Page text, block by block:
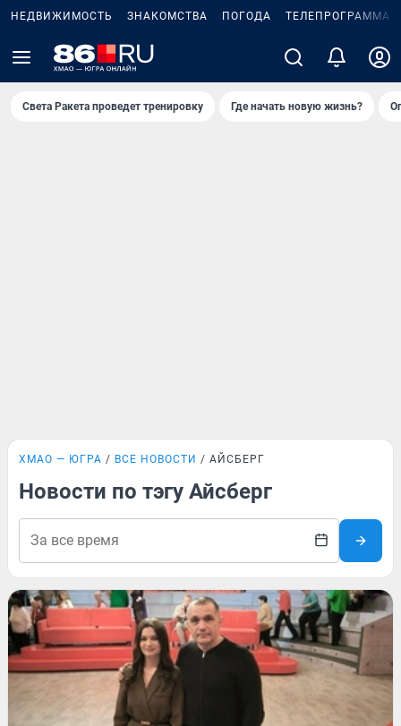
НЕДВИЖИМОСТЬ ЗНАКОМСТВА ПОГОДА ТЕЛЕПРОГРАММА
Света Ракета проведет тренировку Где начать новую жизнь?
ХМАО — ЮГРА ВСЕ НОВОСТИ АЙСБЕРГ
Новости по тэгу Айсберг